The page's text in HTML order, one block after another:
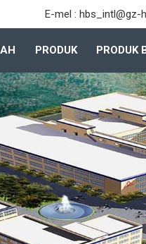
E-mel :hbs_intl@gz-
PRODUK PRODUK